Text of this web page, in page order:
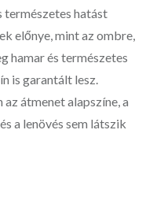
természetes hatást
előnye, mint az ombre,
hamar és természetes
is garantált lesz.
átmenet alapszíne, a
a lenövés sem látszik